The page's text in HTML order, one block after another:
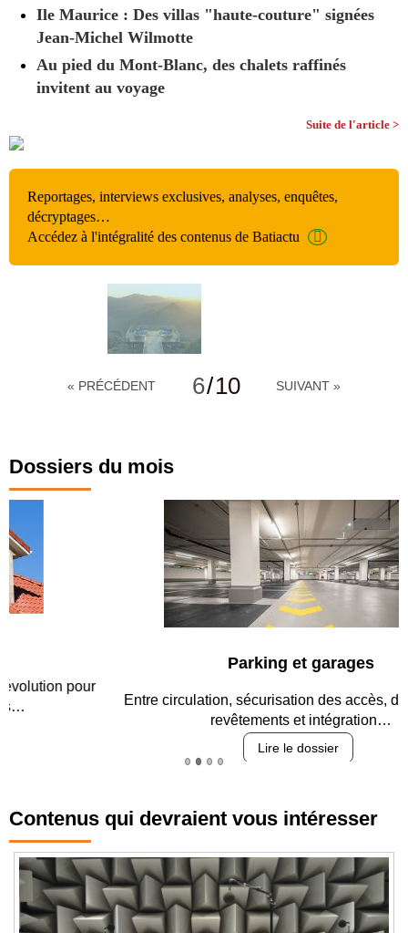
Ile Maurice : Des villas "haute-couture" signées
Jean-Michel Wilmotte
Au pied du Mont-Blanc, des chalets raffinés
invitent au voyage
Suite de l'article >
Reportages, interviews exclusives, analyses, enquêtes,
décryptages…
Accédez à l'intégralité des contenus de Batiactu
« PRÉCÉDENT 6/10 SUIVANT »
Dossiers du mois
Parking et garages
Entre circulation, sécurisation des accès, durabilité des
revêtements et intégration…
Contenus qui devraient vous intéresser